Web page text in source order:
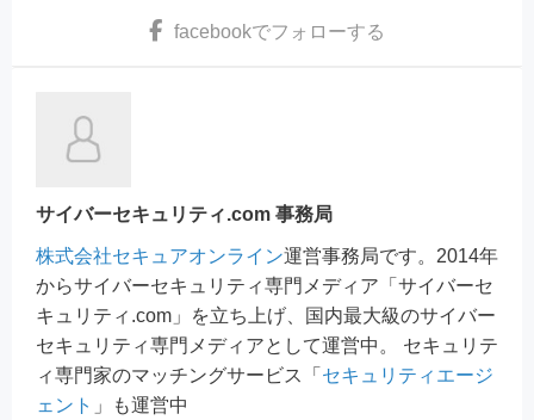
facebookでフォローする
サイバーセキュリティ.com 事務局
株式会社セキュアオンライン運営事務局です。2014年
からサイバーセキュリティ専門メディア「サイバーセ
キュリティ.com」を立ち上げ、国内最大級のサイバー
セキュリティ専門メディアとして運営中。 セキュリテ
ィ専門家のマッチングサービス「 セキュリティエージ
ェント 」も運営中